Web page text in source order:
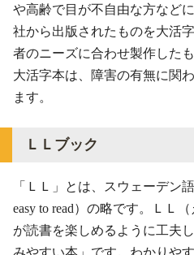
や高齢で目が不自由な方など
社から出版されたものを大活
者のニーズに合わせ製作した
大活字本は、障害の有無に関
ます。
ＬＬブック
「ＬＬ」とは、スウェーデン語
easy to read）の略です。ＬＬ
が読書を楽しめるように工夫
みやすい本」です。わかりや